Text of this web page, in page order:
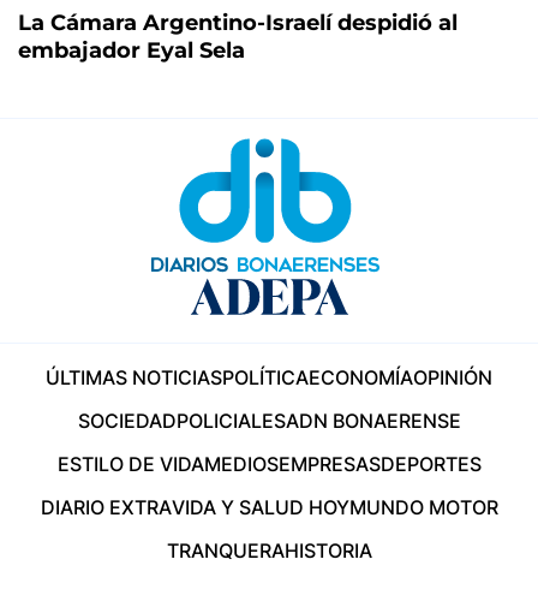
La Cámara Argentino-Israelí despidió al
embajador Eyal Sela
ÚLTIMAS NOTICIASPOLÍTICAECONOMÍAOPINIÓN
SOCIEDADPOLICIALESADN BONAERENSE
ESTILO DE VIDAMEDIOSEMPRESASDEPORTES
DIARIO EXTRAVIDA Y SALUD HOYMUNDO MOTOR
TRANQUERAHISTORIA